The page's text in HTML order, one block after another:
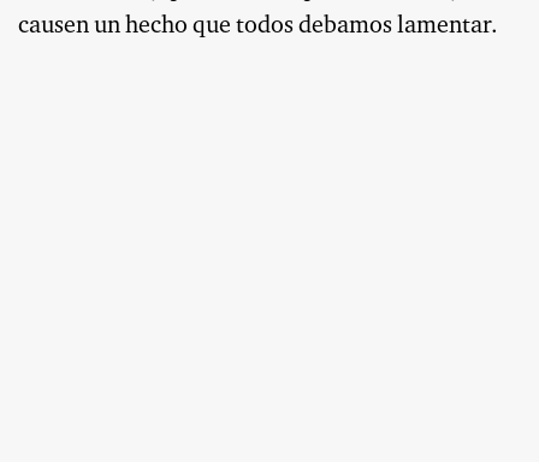
causen un hecho que todos debamos lamentar.